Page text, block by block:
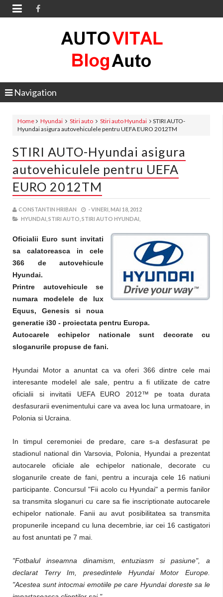

Navigation
Home Hyundai Stiri auto Stiri auto Hyundai
STIRI AUTO-
Hyundai asigura autovehiculele pentru UEFA EURO 2012TM
STIRI AUTO-Hyundai asigura
autovehiculele pentru UEFA
EURO 2012TM
CONSTANTIN HRIBAN -VINERI, MAI 18, 2012
HYUNDAI, STIRI AUTO, STIRI AUTO HYUNDAI,
Oficialii Euro sunt invitati
sa calatoreasca in cele
366 de autovehicule
Hyundai.
Printre autovehicule se
numara modelele de lux
Equus, Genesis si noua
generatie i30 - proiectata pentru Europa.
Autocarele echipelor nationale sunt decorate cu
sloganurile propuse de fani.
Hyundai Motor a anuntat ca va oferi 366 dintre cele mai
interesante modelel ale sale, pentru a fi utilizate de catre
oficialii si invitatii UEFA EURO 2012™ pe toata durata
desfasurarii evenimentului care va avea loc luna urmatoare, in
Polonia si Ucraina.
In timpul ceremoniei de predare, care s-a desfasurat pe
stadionul national din Varsovia, Polonia, Hyundai a prezentat
autocarele oficiale ale echipelor nationale, decorate cu
sloganurile create de fani, pentru a incuraja cele 16 natiuni
participante. Concursul "Fii acolo cu Hyundai" a permis fanilor
sa transmita sloganuri cu care sa fie inscriptionate autocarele
echipelor nationale. Fanii au avut posibilitatea sa transmita
propunerile incepand cu luna decembrie, iar cei 16 castigatori
au fost anuntati pe 7 mai.
"Fotbalul inseamna dinamism, entuziasm si pasiune", a
declarat Terry Im, presedintele Hyundai Motor Europe.
"Acestea sunt intocmai emotiile pe care Hyundai doreste sa le